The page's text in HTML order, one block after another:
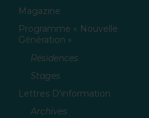
Magazine
Programme « Nouvelle
Génération »
Résidences
Stages
Lettres D'information
Archives